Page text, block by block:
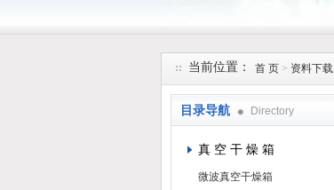
当前位置： 首 页 > 资料下载
目录导航 Directory
真 空 干 燥 箱
微波真空干燥箱